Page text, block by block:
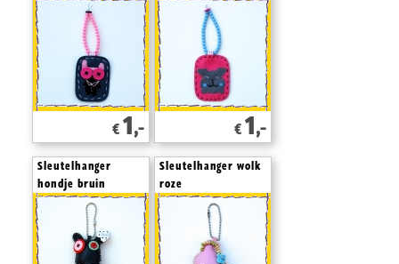
€ 1,- € 1,-
Sleutelhanger
hondje bruin
Sleutelhanger wolk
roze